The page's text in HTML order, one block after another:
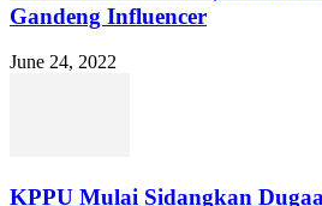
Gandeng Influencer
June 24, 2022
KPPU Mulai Sidangkan